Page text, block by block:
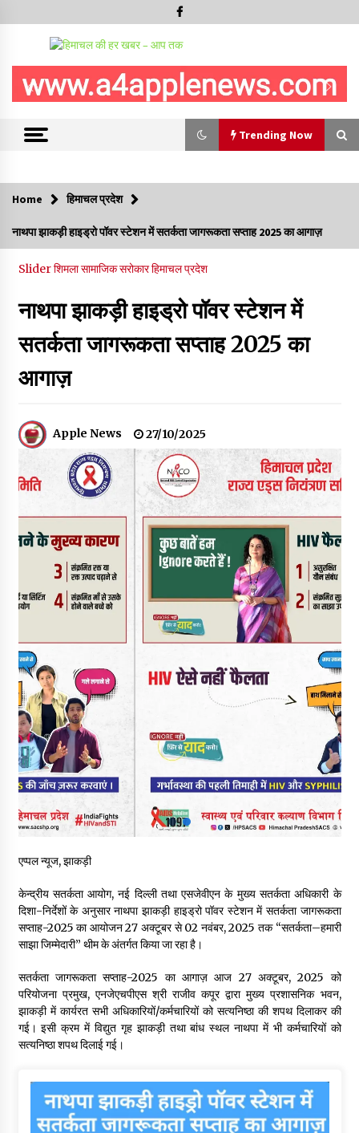
Trending Now
IGMC शिमला को मिलेगी स्पैक्ट, सेल सेपरेटर और 256-स्लाइस सीटी
स्कैन मशीन
लिए देगी 70 % सब्सिडी
09/08/2026
29 मेगावाट पावर प्रोजेक्ट से प्रभावित गांवों को LADA फंड व रोजगार न
मिलने पर राजस्व मंत्री ने जताई नाराजगी
09/08/2026
सुक्खू का गवर्नेंस मॉडल केवल ‘तालाबंदी’ पर आधारित- जयराम ठाकुर
09/08/2026
5 किलो अफीम डोडा/पोस्त बरामदगी मामले में कुल्लू सैंज से मुख्य सप्लायर
गिरफ्तार
09/08/2026
सुधीर शर्मा अपनी बोल-वाणी सुधारें, हिमाचली संस्कृति के अनुरूप करें भाषा का
08/08/2026
70 से 90% तक सब्सिडी
08/08/2026
चंबा के बैरागढ़ में दर्दनाक बस हादसा, 7 की मौत, 11 घायल, राज्यपाल CM व
कुलदीप पठानिया सहित नेताओं ने जताया शोक
08/08/2026
रही थी निजी बस शर्मा कोच
08/08/2026
चौपाल विधायक पर BDC सदस्य राजेश रढाइक का तीखा हमला, मांगा
08/08/2026
हमीरपुर के बड़सर में मनाया जाएगा राज्यस्तरीय स्वतंत्रता दिवस समारोह, CM
सुक्खू करेंगे ध्वजारोहण
07/08/2026
Home हिमाचल प्रदेश
नाथपा झाकड़ी हाइड्रो पॉवर स्टेशन में सतर्कता जागरूकता सप्ताह 2025 का आगाज़
Sliderशिमलासामाजिक सरोकारहिमाचल प्रदेश
नाथपा झाकड़ी हाइड्रो पॉवर स्टेशन में
सतर्कता जागरूकता सप्ताह 2025 का
आगाज़
Apple News 27/10/2025
एप्पल न्यूज, झाकड़ी
केन्द्रीय सतर्कता आयोग, नई दिल्ली तथा एसजेवीएन के मुख्य सतर्कता अधिकारी के
दिशा-निर्देशों के अनुसार नाथपा झाकड़ी हाइड्रो पॉवर स्टेशन में सतर्कता जागरूकता
सप्ताह-2025 का आयोजन 27 अक्टूबर से 02 नवंबर, 2025 तक “सतर्कता–हमारी
साझा जिम्मेदारी” थीम के अंतर्गत किया जा रहा है।
सतर्कता जागरूकता सप्ताह-2025 का आगाज़ आज 27 अक्टूबर, 2025 को
परियोजना प्रमुख, एनजेएचपीएस श्री राजीव कपूर द्वारा मुख्य प्रशासनिक भवन,
झाकड़ी में कार्यरत सभी अधिकारियों/कर्मचारियों को सत्यनिष्ठा की शपथ दिलाकर की
गई। इसी क्रम में विद्युत गृह झाकड़ी तथा बांध स्थल नाथपा में भी कर्मचारियों को
सत्यनिष्ठा शपथ दिलाई गई।